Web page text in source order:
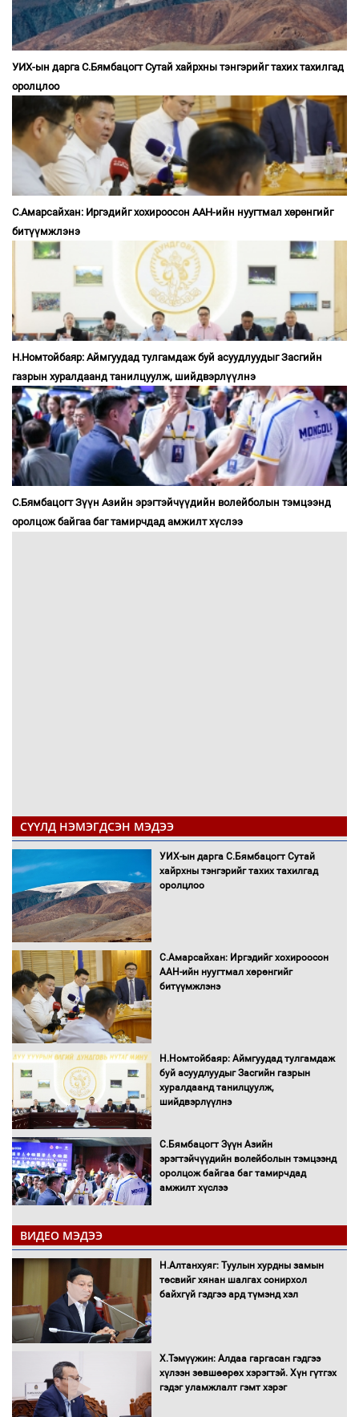
УИХ-ын дарга С.Бямбацогт Сутай хайрхны тэнгэрийг тахих тахилгад
оролцлоо
С.Амарсайхан: Иргэдийг хохироосон ААН-ийн нуугтмал хөрөнгийг
битүүмжлэнэ
Н.Номтойбаяр: Аймгуудад тулгамдаж буй асуудлуудыг Засгийн
газрын хуралдаанд танилцуулж, шийдвэрлүүлнэ
С.Бямбацогт Зүүн Азийн эрэгтэйчүүдийн волейболын тэмцээнд
оролцож байгаа баг тамирчдад амжилт хүслээ
СҮҮЛД НЭМЭГДСЭН МЭДЭЭ
УИХ-ын дарга С.Бямбацогт Сутай
хайрхны тэнгэрийг тахих тахилгад
оролцлоо
С.Амарсайхан: Иргэдийг хохироосон
ААН-ийн нуугтмал хөрөнгийг
битүүмжлэнэ
Н.Номтойбаяр: Аймгуудад тулгамдаж
буй асуудлуудыг Засгийн газрын
хуралдаанд танилцуулж,
шийдвэрлүүлнэ
С.Бямбацогт Зүүн Азийн
эрэгтэйчүүдийн волейболын тэмцээнд
оролцож байгаа баг тамирчдад
амжилт хүслээ
Автобензин, дизель түлшний онцгой
албан татварыг тэглэлээ
Санхүүгийн хэмнэлтийн горимд эрүүл
мэндийн салбар хамаарахгүй
ВИДЕО МЭДЭЭ
Н.Алтанхуяг: Туулын хурдны замын
төсвийг хянан шалгах сонирхол
байхгүй гэдгээ ард түмэнд хэл
Х.Тэмүүжин: Алдаа гаргасан гэдгээ
хүлээн зөвшөөрөх хэрэгтэй. Хүн гүтгэх
гэдэг уламжлалт гэмт хэрэг